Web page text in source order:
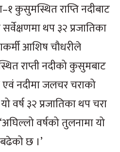
कुसुमस्थित राप्ति नदीबाट
थप ३२ प्रजातिका
आशिष चौधरीले
राप्ती नदीको कुसुमबाट
एवं नदीमा जलचर चराको
वर्ष ३२ प्रजातिका थप चरा
वर्षको तुलनामा यो
छ ।’